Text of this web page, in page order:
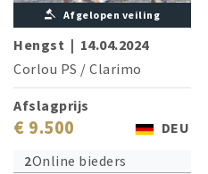
Afgelopen veiling
Hengst | 14.04.2024
Corlou PS / Clarimo
Afslagprijs
€ 9.500
DEU
2Online bieders